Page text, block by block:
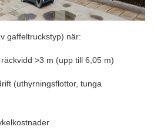
gaffeltruckstyp) när:
>3 m (upp till 6,05 m)
(uthyrningsflottor, tunga